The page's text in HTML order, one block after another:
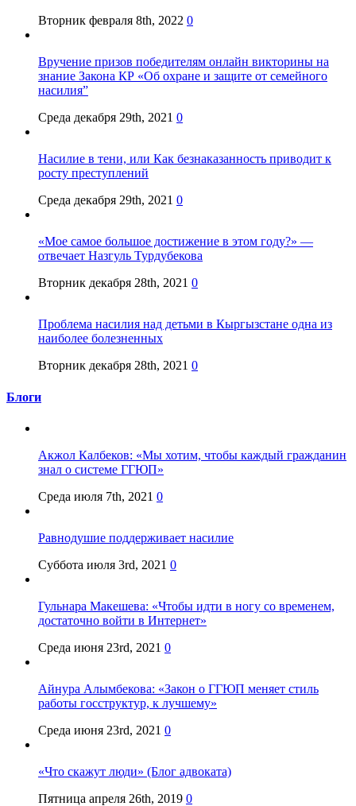
Вторник февраля 8th, 2022 0
Вручение призов победителям онлайн викторины на
знание Закона КР «Об охране и защите от семейного
насилия”
Среда декабря 29th, 2021 0
Насилие в тени, или Как безнаказанность приводит к
росту преступлений
Среда декабря 29th, 2021 0
«Мое самое большое достижение в этом году?» —
отвечает Назгуль Турдубекова
Вторник декабря 28th, 2021 0
Проблема насилия над детьми в Кыргызстане одна из
наиболее болезненных
Вторник декабря 28th, 2021 0
Блоги
Акжол Калбеков: «Мы хотим, чтобы каждый гражданин
знал о системе ГГЮП»
Среда июля 7th, 2021 0
Равнодушие поддерживает насилие
Суббота июля 3rd, 2021 0
Гульнара Макешева: «Чтобы идти в ногу со временем,
достаточно войти в Интернет»
Среда июня 23rd, 2021 0
Айнура Алымбекова: «Закон о ГГЮП меняет стиль
работы госструктур, к лучшему»
Среда июня 23rd, 2021 0
«Что скажут люди» (Блог адвоката)
Пятница апреля 26th, 2019 0